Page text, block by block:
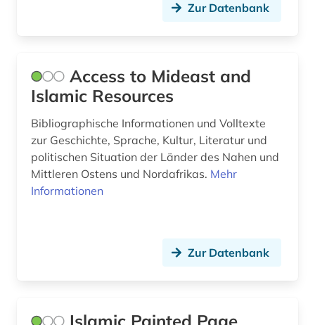
zeitung (4)
ägypten (4)
Zur Datenbank
Access to Mideast and
Islamic Resources
Bibliographische Informationen und Volltexte
zur Geschichte, Sprache, Kultur, Literatur und
politischen Situation der Länder des Nahen und
Mittleren Ostens und Nordafrikas. Mehr
Informationen
Zur Datenbank